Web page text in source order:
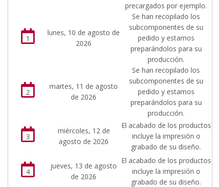
precargados por ejemplo.
1
lunes, 10 de agosto de
2026
Se han recopilado los
subcomponentes de su
pedido y estamos
preparándolos para su
producción.
2
martes, 11 de agosto
de 2026
Se han recopilado los
subcomponentes de su
pedido y estamos
preparándolos para su
producción.
3
miércoles, 12 de
agosto de 2026
El acabado de los productos
incluye la impresión o
grabado de su diseño.
4
jueves, 13 de agosto
de 2026
El acabado de los productos
incluye la impresión o
grabado de su diseño.